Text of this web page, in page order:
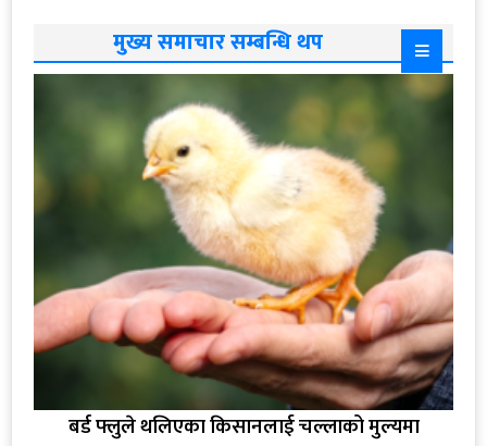
मुख्य समाचार सम्बन्धि थप
बर्ड फ्लुले थलिएका किसानलाई चल्लाको मुल्यमा